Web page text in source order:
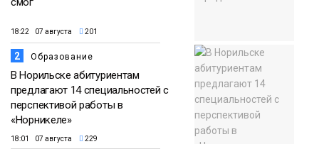
18:22 07 августа 201
2 Образование
В Норильске абитуриентам
предлагают 14 специальностей с
перспективой работы в
«Норникеле»
18:01 07 августа 229